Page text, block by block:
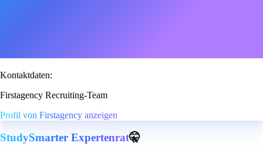
Kontaktdaten:
Firstagency Recruiting-Team
Profil von Firstagency anzeigen
StudySmarter Expertenrat🤫